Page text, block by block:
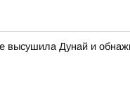
высушила Дунай и